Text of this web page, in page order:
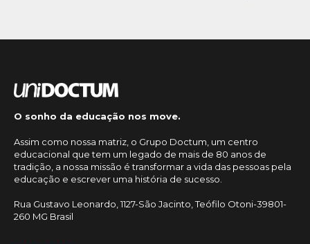
O sonho da educação nos move.
Assim como nossa matriz, o Grupo Doctum, um centro
educacional que tem um legado de mais de 80 anos de
tradição, a nossa missão é transformar a vida das pessoas pela
educação e escrever uma história de sucesso.
Rua Gustavo Leonardo, 1127-São Jacinto, Teófilo Otoni-39801-
260 MG Brasil